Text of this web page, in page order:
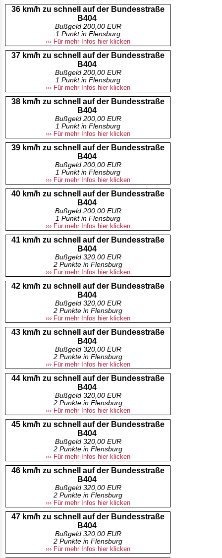
36 km/h zu schnell auf der Bundesstraße
B404
Bußgeld 200,00 EUR
1 Punkt in Flensburg
››› Für mehr Infos hier klicken
37 km/h zu schnell auf der Bundesstraße
B404
Bußgeld 200,00 EUR
1 Punkt in Flensburg
››› Für mehr Infos hier klicken
38 km/h zu schnell auf der Bundesstraße
B404
Bußgeld 200,00 EUR
1 Punkt in Flensburg
››› Für mehr Infos hier klicken
39 km/h zu schnell auf der Bundesstraße
B404
Bußgeld 200,00 EUR
1 Punkt in Flensburg
››› Für mehr Infos hier klicken
40 km/h zu schnell auf der Bundesstraße
B404
Bußgeld 200,00 EUR
1 Punkt in Flensburg
››› Für mehr Infos hier klicken
41 km/h zu schnell auf der Bundesstraße
B404
Bußgeld 320,00 EUR
2 Punkte in Flensburg
››› Für mehr Infos hier klicken
42 km/h zu schnell auf der Bundesstraße
B404
Bußgeld 320,00 EUR
2 Punkte in Flensburg
››› Für mehr Infos hier klicken
43 km/h zu schnell auf der Bundesstraße
B404
Bußgeld 320,00 EUR
2 Punkte in Flensburg
››› Für mehr Infos hier klicken
44 km/h zu schnell auf der Bundesstraße
B404
Bußgeld 320,00 EUR
2 Punkte in Flensburg
››› Für mehr Infos hier klicken
45 km/h zu schnell auf der Bundesstraße
B404
Bußgeld 320,00 EUR
2 Punkte in Flensburg
››› Für mehr Infos hier klicken
46 km/h zu schnell auf der Bundesstraße
B404
Bußgeld 320,00 EUR
2 Punkte in Flensburg
››› Für mehr Infos hier klicken
47 km/h zu schnell auf der Bundesstraße
B404
Bußgeld 320,00 EUR
2 Punkte in Flensburg
››› Für mehr Infos hier klicken